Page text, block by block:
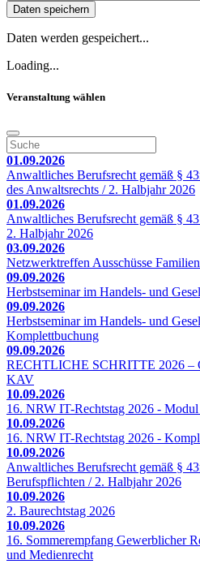
Daten speichern
Daten werden gespeichert...
Loading...
Veranstaltung wählen
01.09.2026
Anwaltliches Berufsrecht gemäß §
des Anwaltsrechts / 2. Halbjahr 2026
01.09.2026
Anwaltliches Berufsrecht gemäß §
2. Halbjahr 2026
03.09.2026
Netzwerktreffen Ausschüsse
09.09.2026
Herbstseminar im Handels- und
09.09.2026
Herbstseminar im Handels- und
Komplettbuchung
09.09.2026
RECHTLICHE SCHRITTE 2026 –
KAV
10.09.2026
16. NRW IT-Rechtstag 2026 - Modul
10.09.2026
16. NRW IT-Rechtstag 2026 -
10.09.2026
Anwaltliches Berufsrecht gemäß §
Berufspflichten / 2. Halbjahr 2026
10.09.2026
2. Baurechtstag 2026
10.09.2026
16. Sommerempfang Gewerblicher
und Medienrecht